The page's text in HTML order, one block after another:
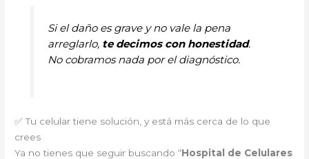
Si el daño es grave y no vale la pena
arreglarlo, te decimos con honestidad.
No cobramos nada por el diagnóstico.
✅ Tu celular tiene solución, y está más cerca de lo que
crees
Ya no tienes que seguir buscando “Hospital de Celulares